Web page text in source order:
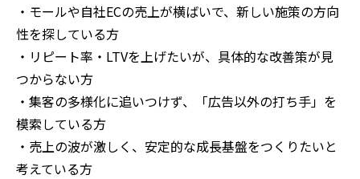
・モールや自社ECの売上が横ばいで、新しい施策の方向
性を探している方
・リピート率・LTVを上げたいが、具体的な改善策が見
つからない方
・集客の多様化に追いつけず、「広告以外の打ち手」を
模索している方
・売上の波が激しく、安定的な成長基盤をつくりたいと
考えている方